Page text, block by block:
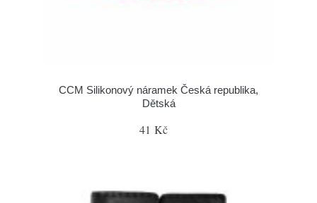
CCM Silikonový náramek Česká republika,
Dětská
41 Kč